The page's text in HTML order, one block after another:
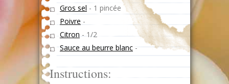
Gros sel - 1 pincée
Poivre -
Citron - 1/2
Sauce au beurre blanc-
Instructions: